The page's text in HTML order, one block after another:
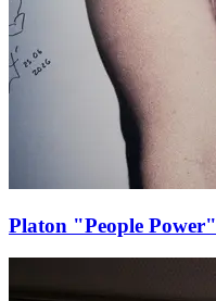
Platon "People Power"